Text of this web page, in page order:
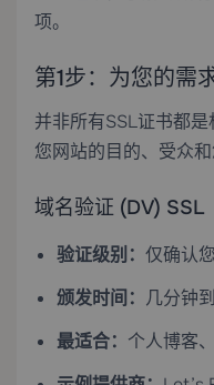
项。
第1步：为您的需
并非所有SSL证书都
您网站的目的、受众
域名验证 (DV) SSL
验证级别： 仅确认
颁发时间： 几分钟
最适合： 个人博客